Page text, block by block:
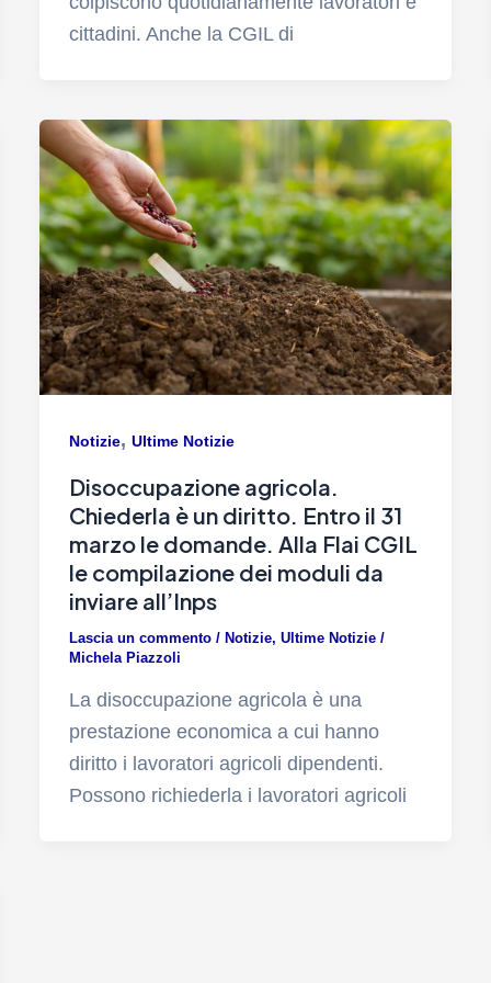
cittadini. Anche la CGIL di
Notizie, Ultime Notizie
Disoccupazione agricola.
Chiederla è un diritto. Entro il 31
marzo le domande. Alla Flai CGIL
le compilazione dei moduli da
inviare all’Inps
Lascia un commento / Notizie, Ultime Notizie/
Michela Piazzoli
La disoccupazione agricola è una
prestazione economica a cui hanno
diritto i lavoratori agricoli dipendenti.
Possono richiederla i lavoratori agricoli